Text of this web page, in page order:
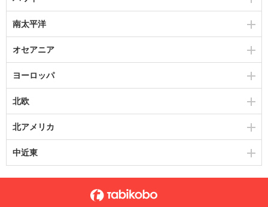
南太平洋
オセアニア
ヨーロッパ
北欧
北アメリカ
中近東